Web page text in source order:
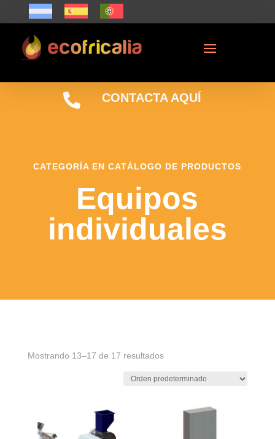
 CONTACTA AQUÍ
CATEGORÍA EN CATÁLOGO DE PRODUCTOS
Equipos
individuales
Mostrando 13–17 de 17 resultados